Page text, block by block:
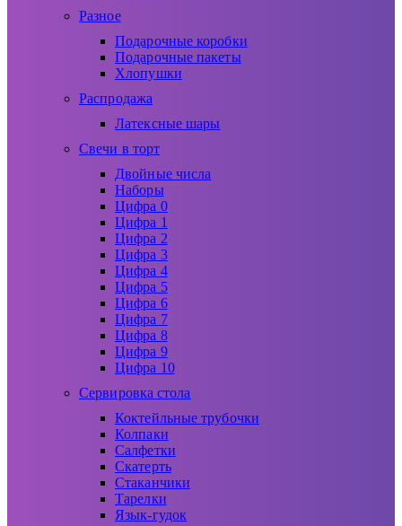
Разное
Подарочные коробки
Подарочные пакеты
Хлопушки
Распродажа
Латексные шары
Свечи в торт
Двойные числа
Наборы
Цифра 0
Цифра 1
Цифра 2
Цифра 3
Цифра 4
Цифра 5
Цифра 6
Цифра 7
Цифра 8
Цифра 9
Цифра 10
Сервировка стола
Коктейльные трубочки
Колпаки
Салфетки
Скатерть
Стаканчики
Тарелки
Язык-гудок